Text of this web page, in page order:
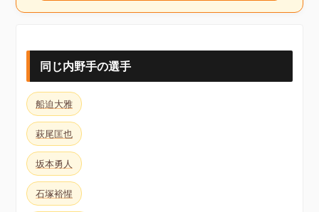
同じ内野手の選手
船迫大雅
萩尾匡也
坂本勇人
石塚裕惺